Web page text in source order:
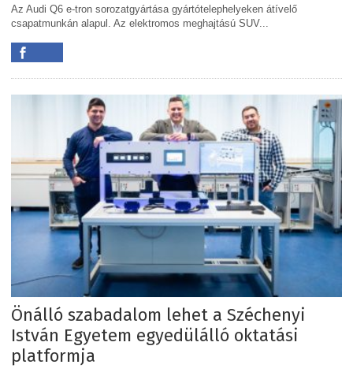
Az Audi Q6 e-tron sorozatgyártása gyártótelephelyeken átívelő
csapatmunkán alapul. Az elektromos meghajtású SUV...
Önálló szabadalom lehet a Széchenyi
István Egyetem egyedülálló oktatási
platformja